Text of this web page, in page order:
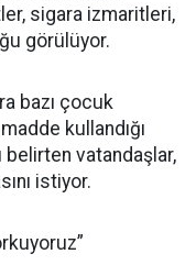
sigara izmaritleri,
görülüyor.
bazı çocuk
kullandığı
vatandaşlar,
istiyor.